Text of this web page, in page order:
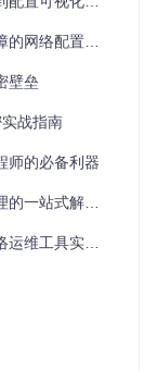
或尝试使用SS
依赖，Window
管理革新方案
壁垒
战指南
师的必备利器
站式解决方案
工具实战指南